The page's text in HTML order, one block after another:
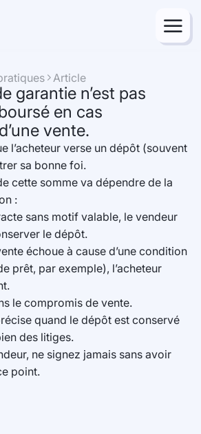
menu
caret_right_bold Article
garantie n’est pas
en cas
vente.
l’acheteur verse un dépôt (souvent
sa bonne foi.
cette somme va dépendre de la
:
sans motif valable, le vendeur
le dépôt.
échoue à cause d’une condition
prêt, par exemple), l’acheteur
le compromis de vente.
quand le dépôt est conservé
des litiges.
ne signez jamais sans avoir
point.